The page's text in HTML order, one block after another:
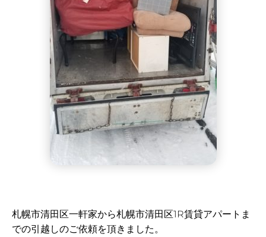
札幌市清田区一軒家から札幌市清田区1R賃貸アパートま
での引越しのご依頼を頂きました。